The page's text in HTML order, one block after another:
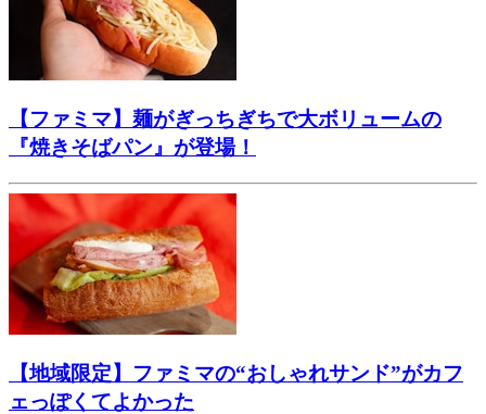
【ファミマ】麺がぎっちぎちで大ボリュームの
『焼きそばパン』が登場！
【地域限定】ファミマの“おしゃれサンド”がカフ
ェっぽくてよかった